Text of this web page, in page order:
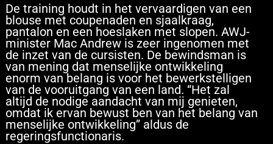
De training houdt in het vervaardigen van een
blouse met coupenaden en sjaalkraag,
pantalon en een hoeslaken met slopen. AWJ-
minister Mac Andrew is zeer ingenomen met
de inzet van de cursisten. De bewindsman is
van mening dat menselijke ontwikkeling
enorm van belang is voor het bewerkstelligen
van de vooruitgang van een land. “Het zal
altijd de nodige aandacht van mij genieten,
omdat ik ervan bewust ben van het belang van
menselijke ontwikkeling” aldus de
regeringsfunctionaris.